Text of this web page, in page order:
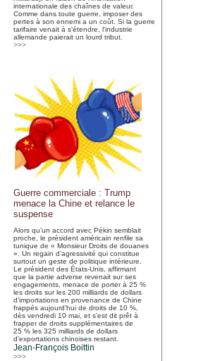
internationale des chaînes de valeur.
Comme dans toute guerre, imposer des
pertes à son ennemi a un coût. Si la guerre
tarifaire venait à s'étendre, l'industrie
allemande paierait un lourd tribut.
>>>
Guerre commerciale : Trump
menace la Chine et relance le
suspense
Alors qu’un accord avec Pékin semblait
proche, le président américain renfile sa
tunique de « Monsieur Droits de douanes
». Un regain d’agressivité qui constitue
surtout un geste de politique intérieure.
Le président des États-Unis, affirmant
que la partie adverse revenait sur ses
engagements, menace de porter à 25 %
les droits sur les 200 milliards de dollars
d’importations en provenance de Chine
frappés aujourd’hui de droits de 10 %,
dès vendredi 10 mai, et s’est dit prêt à
frapper de droits supplémentaires de
25 % les 325 milliards de dollars
d’exportations chinoises restant.
Jean-François Boittin
>>>